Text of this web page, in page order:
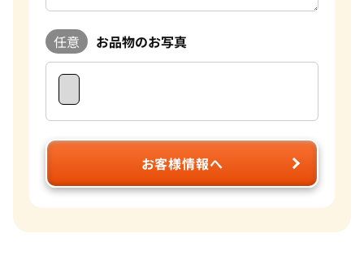
任意 お品物のお写真
お客様情報へ